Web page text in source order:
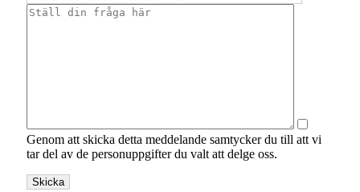
Genom att skicka detta meddelande samtycker du till att vi
tar del av de personuppgifter du valt att delge oss.